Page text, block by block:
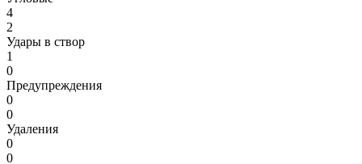
4
2
Удары в створ
1
0
Предупреждения
0
0
Удаления
0
0